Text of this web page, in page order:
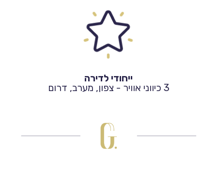
ייחודי לדירה
3 כיווני אוויר - צפון, מערב, דרום